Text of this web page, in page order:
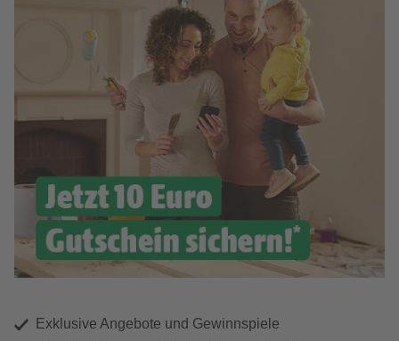
Exklusive Angebote und Gewinnspiele